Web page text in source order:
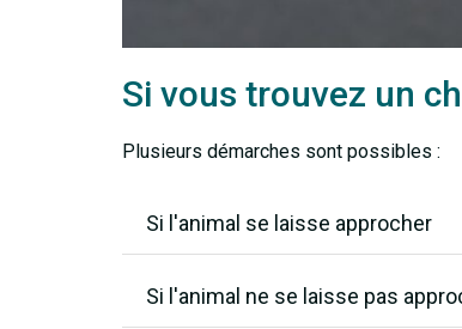
Si vous trouvez un
Plusieurs démarches sont possibles :
Si l'animal se laisse approcher
Si l'animal ne se laisse pas